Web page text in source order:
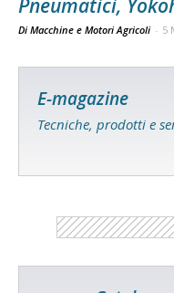
Pneumatici,
Di Macchine e Motori Agricoli - 5
E-magazine
Tecniche, prodotti e